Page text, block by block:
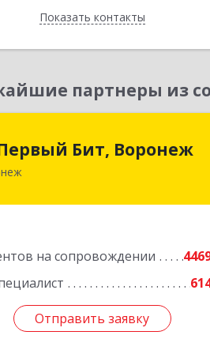
Показать контакты
Назад
партнеры из
Бит, Воронеж
на сопровождении
Отправить заявку
1С:Первый Бит, Воронеж
Воронежская обл, Воронеж г,
Отправить заявку